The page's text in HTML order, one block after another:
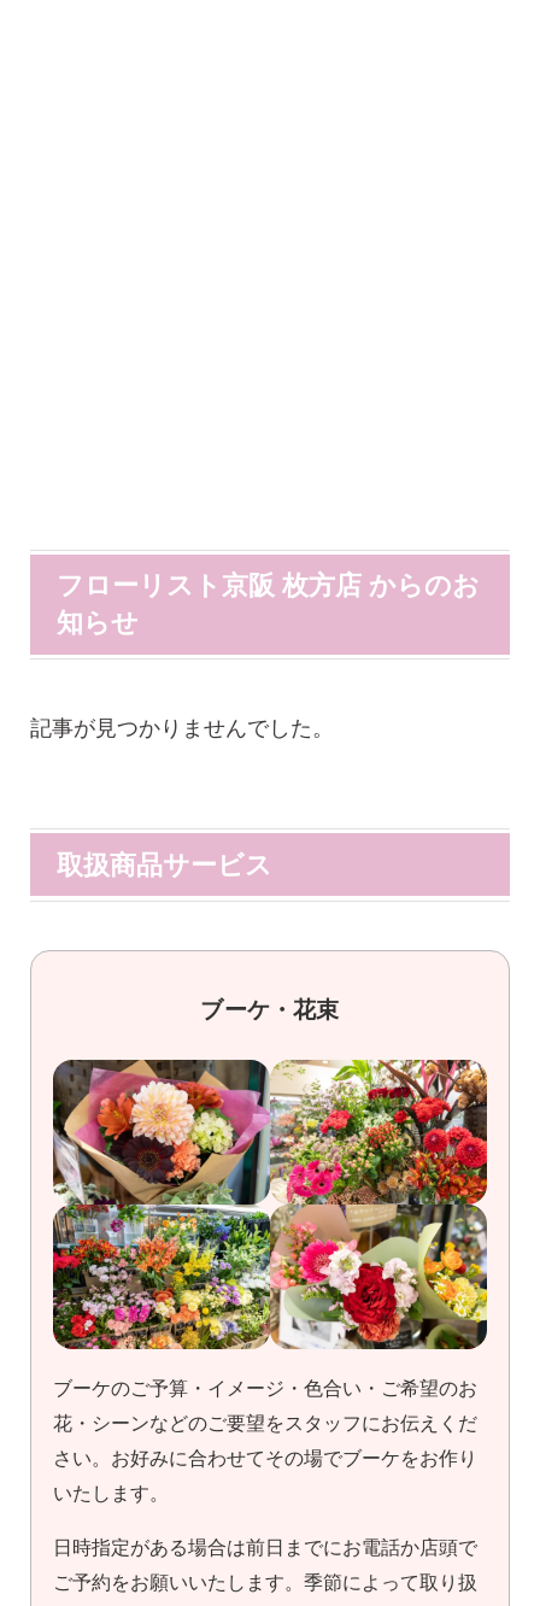
フローリスト京阪 枚方店 からのお
知らせ
記事が見つかりませんでした。
取扱商品サービス
ブーケ・花束
ブーケのご予算・イメージ・色合い・ご希望のお
花・シーンなどのご要望をスタッフにお伝えくだ
さい。お好みに合わせてその場でブーケをお作り
いたします。
日時指定がある場合は前日までにお電話か店頭で
ご予約をお願いいたします。季節によって取り扱